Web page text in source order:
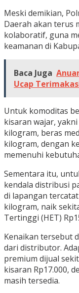
Meski demikian,
Daerah akan terus
kolaboratif, guna
keamanan di
Baca Juga
Ucap
Untuk komoditas
kisaran wajar,
kilogram, beras
kilogram, dengan
memenuhi
Sementara itu,
kendala distribusi
di lapangan
kilogram, naik
Tertinggi (HET)
Kenaikan tersebut
dari distributor.
premium dijual
kisaran Rp17.000,
masih tersedia.